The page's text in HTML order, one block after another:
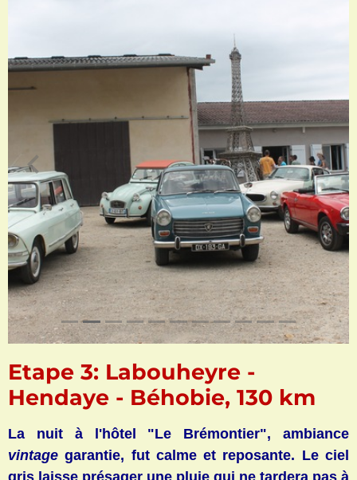
Etape 3: Labouheyre -
Hendaye - Béhobie, 130 km
La nuit à l'hôtel "Le Brémontier", ambiance
vintage garantie, fut calme et reposante. Le ciel